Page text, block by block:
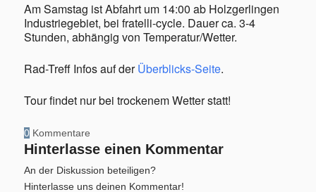
Am Samstag ist Abfahrt um 14:00 ab Holzgerlingen
Industriegebiet, bei fratelli-cycle. Dauer ca. 3-4
Stunden, abhängig von Temperatur/Wetter.
Rad-Treff Infos auf derÜberblicks-Seite.
Tour findet nur bei trockenem Wetter statt!
0 Kommentare
Hinterlasse einen Kommentar
An der Diskussion beteiligen?
Hinterlasse uns deinen Kommentar!